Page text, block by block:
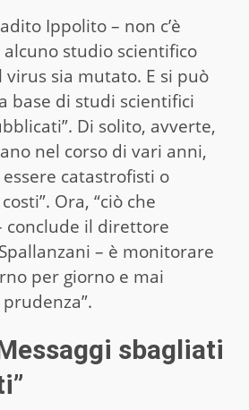
Ippolito – non c’è
studio scientifico
sia mutato. E si può
base di studi scientifici
Di solito, avverte,
nel corso di vari anni,
catastrofisti o
Ora, “ciò che
conclude il direttore
– è monitorare
per giorno e mai
sbagliati